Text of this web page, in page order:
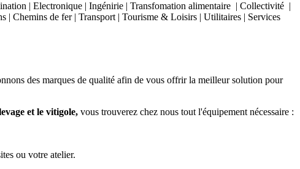
| Electronique | Ingénirie | Transfomation alimentaire | Collectivité |
| Chemins de fer | Transport | Tourisme & Loisirs | Utilitaires | Services
des marques de qualité afin de vous offrir la meilleur solution pour
et le vitigole, vous trouverez chez nous tout l'équipement nécessaire :
ou votre atelier.